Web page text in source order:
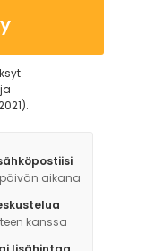
aikana
kanssa